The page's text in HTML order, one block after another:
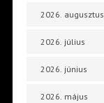
2026. augusztus
2026. július
2026. június
2026. május